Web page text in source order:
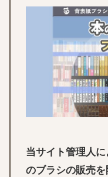
当サイト管理人
のブラシの販売を